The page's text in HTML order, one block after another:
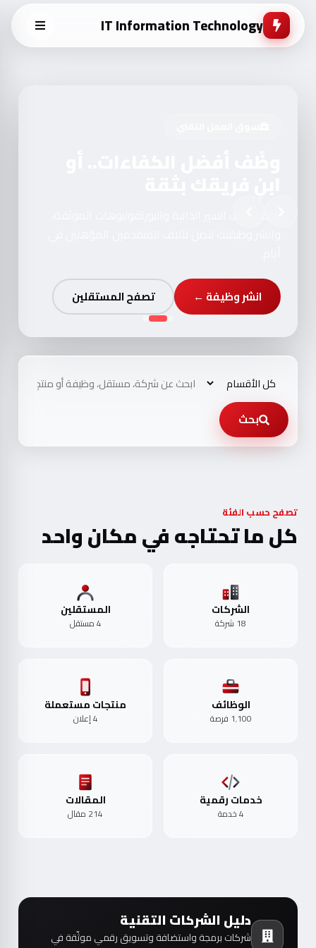
IT Information Technology
انشر وظيفة ← تصفح المستقلين
بحث
تصفح حسب الفئة
كل ما تحتاجه في مكان واحد
الشركات
18 شركة
المستقلين
4 مستقل
الوظائف
1٬100 فرصة
منتجات مستعملة
4 إعلان
خدمات رقمية
4 خدمة
المقالات
214 مقال
دليل الشركات التقنية
شركات برمجة واستضافة وتسويق رقمي موثّقة في